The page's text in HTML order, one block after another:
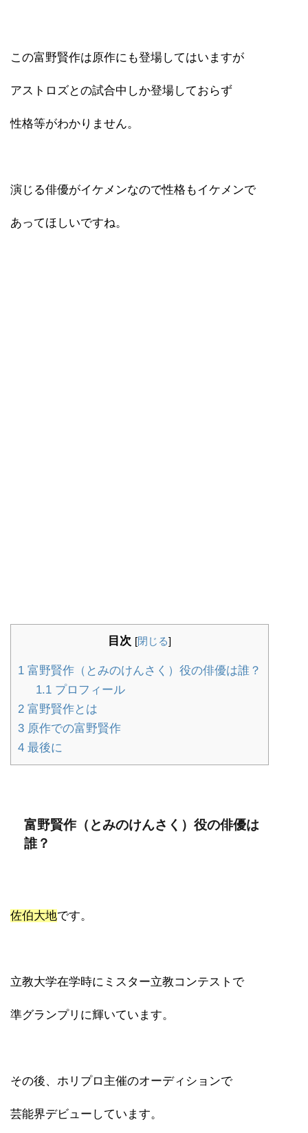
この富野賢作は原作にも登場してはいますが
アストロズとの試合中しか登場しておらず
性格等がわかりません。
演じる俳優がイケメンなので性格もイケメンで
あってほしいですね。
目次 [閉じる]
1 富野賢作（とみのけんさく）役の俳優は誰？
1.1プロフィール
2 富野賢作とは
3 原作での富野賢作
4 最後に
富野賢作（とみのけんさく）役の俳優は
誰？
佐伯大地です。
立教大学在学時にミスター立教コンテストで
準グランプリに輝いています。
その後、ホリプロ主催のオーディションで
芸能界デビューしています。